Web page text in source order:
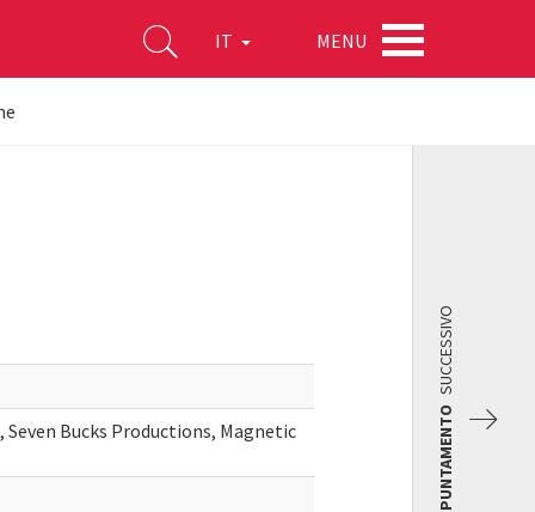
IT MENU
Bucks Productions, Magnetic APPUNTAMENTO
SUCCESSIVO